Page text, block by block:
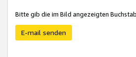
Bitte gib die im Bild angezeigten
E-mail senden